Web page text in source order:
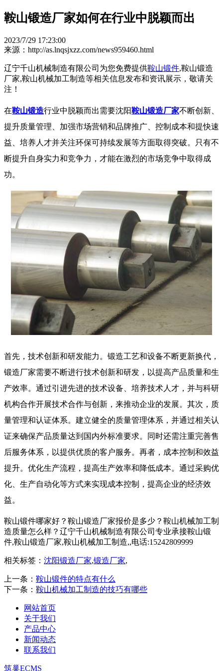
鞍山锻造厂家如何在行业中脱颖而出
2023/7/29 17:23:00
来源：http://as.lnqsjxzz.com/news959460.html
辽宁千山机械制造有限公司为您免费提供鞍山锻件,鞍山锻造
厂家,鞍山机械加工制造等相关信息发布和资讯展示，敬请关
注！
在鞍山锻造行业中脱颖而出需要沈阳鞍山锻造厂家不断创新、
提升质量管理、加强市场营销和品牌推广、控制成本和提快速
益、培养人才并关注环保可持续发展等方面取得突破。只有不
断提升自身实力和竞争力，才能在激烈的市场竞争中取得成
功。
首先，技术创新和研发能力。锻造工艺和设备不断更新换代，
锻造厂家需要不断进行技术创新和研发，以提高产品质量和生
产效率。通过引进先进的技术设备、培养技术人才，并与科研
机构合作开展技术合作与创新，来推动企业的发展。其次，质
量管理和认证体系。建立健全的质量管理体系，并通过相关认
证来确保产品质量达到国内外标准要求。同时还需注重完善售
后服务体系，以提供优质的客户服务。再者，成本控制和效益
提升。优化生产流程，提高生产效率和降低成本。通过采购优
化、生产自动化等方式来实现成本控制，提高企业的经济效
益。
鞍山锻件哪家好？鞍山锻造厂家报价是多少？鞍山机械加工制
造质量怎么样？辽宁千山机械制造有限公司专业承接鞍山锻
件,鞍山锻造厂家,鞍山机械加工制造,,电话:15242809999
相关标签： 沈阳锻造厂家,锻造厂家,
上一条： 鞍山锻件的特点有什么
下一条： 鞍山机械加工制造的技巧有哪些
网站首页
关于我们
产品中心
新闻动态
联系我们
筑巢ECMS